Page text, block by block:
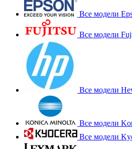
Все модели
Все модели
Все модели
Все модели
Все модели